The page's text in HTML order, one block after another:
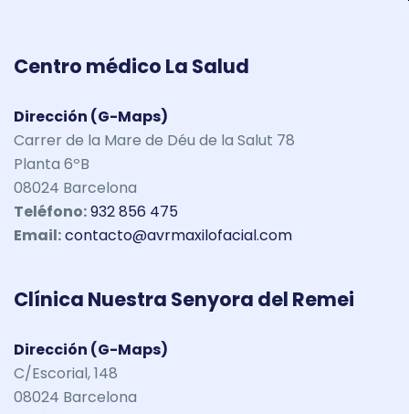
Centro médico La Salud
Dirección (G-Maps)
Carrer de la Mare de Déu de la Salut 78
Planta 6ºB
08024 Barcelona
Teléfono:932 856 475
Email:contacto@avrmaxilofacial.com
Clínica Nuestra Senyora del Remei
Dirección (G-Maps)
C/Escorial, 148
08024 Barcelona